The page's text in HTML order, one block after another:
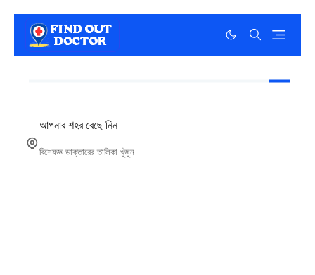
আপনার শহর বেছে নিন
বিশেষজ্ঞ ডাক্তারের তালিকা খুঁজুন